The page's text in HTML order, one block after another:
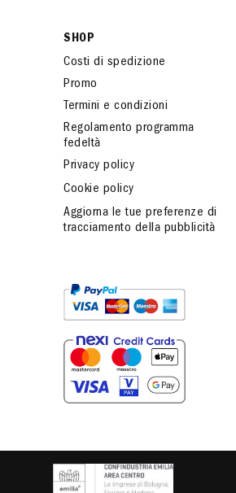
SHOP
Costi di spedizione
Promo
Termini e condizioni
Regolamento programma
fedeltà
Privacy policy
Cookie policy
Aggiorna le tue preferenze di
tracciamento della pubblicità